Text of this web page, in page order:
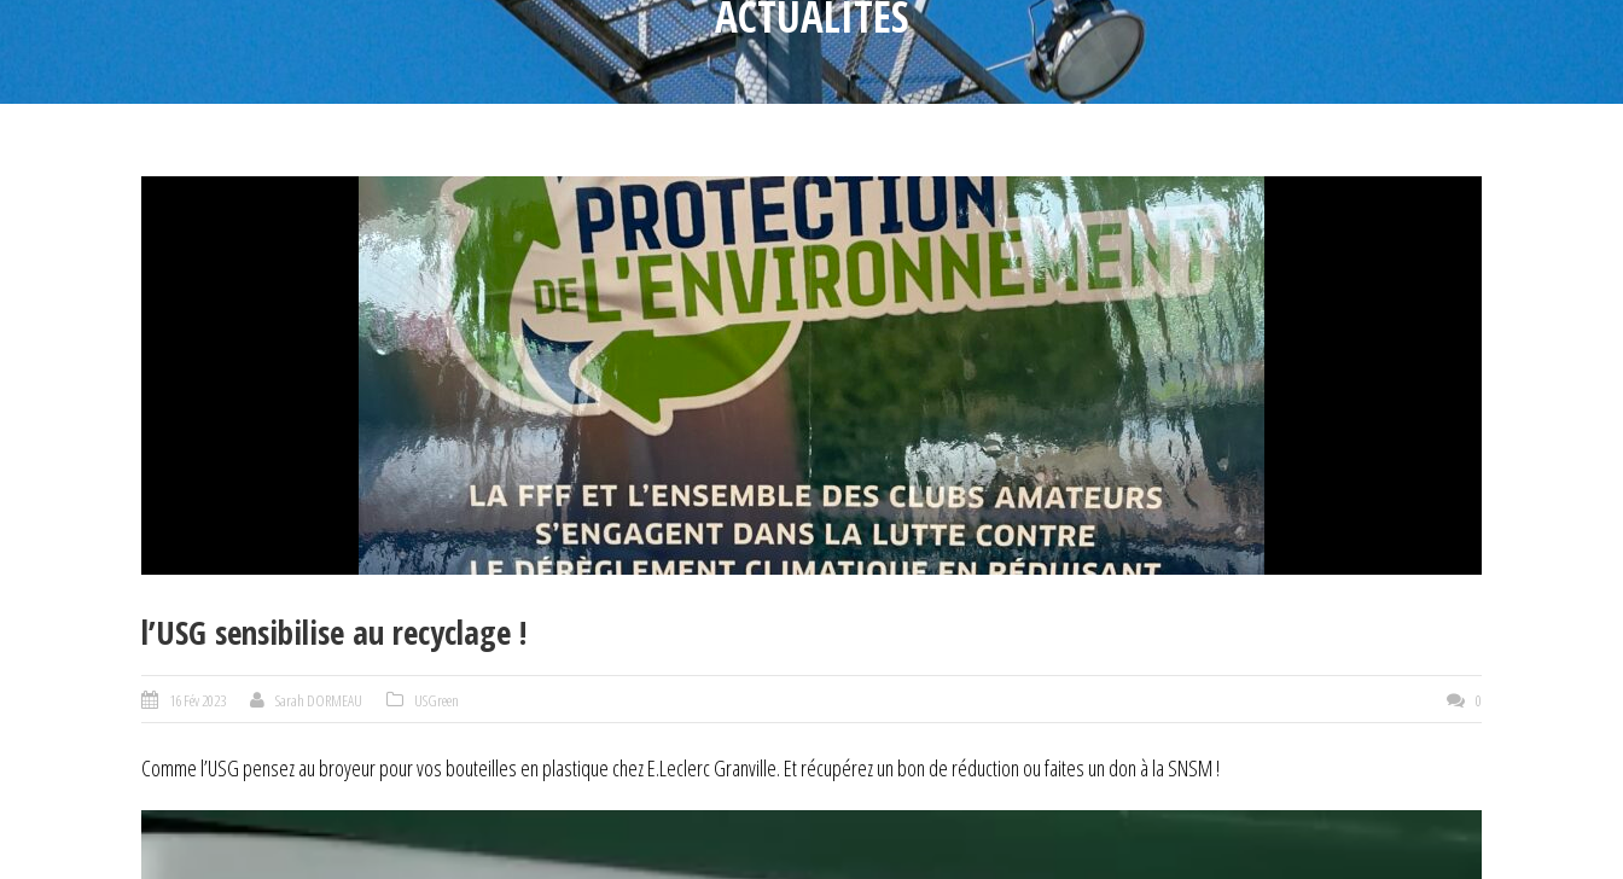
ACTUALITÉS
l’USG sensibilise au recyclage !
16 Fév 2023 Sarah DORMEAU USGreen 0
Comme l’USG pensez au broyeur pour vos bouteilles en plastique chez E.Leclerc Granville. Et récupérez un bon de réduction ou faites un don à la SNSM !